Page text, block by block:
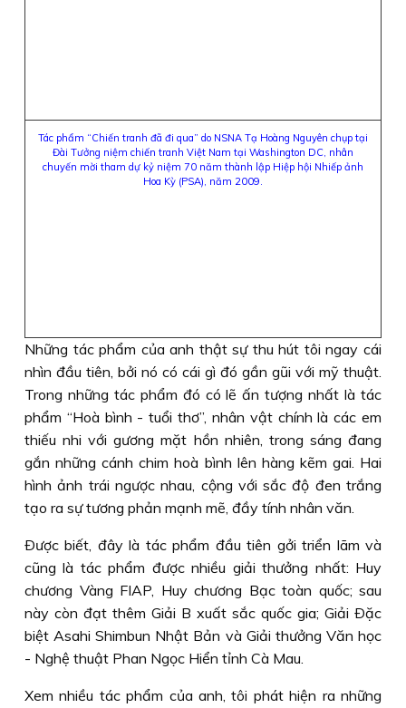
Tác phẩm “Chiến tranh đã đi qua” do NSNA Tạ Hoàng Nguyên chụp tại
Đài Tưởng niệm chiến tranh Việt Nam tại Washington DC, nhân
chuyến mời tham dự kỷ niệm 70 năm thành lập Hiệp hội Nhiếp ảnh
Hoa Kỳ (PSA), năm 2009.
Những tác phẩm của anh thật sự thu hút tôi ngay cái
nhìn đầu tiên, bởi nó có cái gì đó gần gũi với mỹ thuật.
Trong những tác phẩm đó có lẽ ấn tượng nhất là tác
phẩm “Hoà bình - tuổi thơ”, nhân vật chính là các em
thiếu nhi với gương mặt hồn nhiên, trong sáng đang
gắn những cánh chim hoà bình lên hàng kẽm gai. Hai
hình ảnh trái ngược nhau, cộng với sắc độ đen trắng
tạo ra sự tương phản mạnh mẽ, đầy tính nhân văn.
Ðược biết, đây là tác phẩm đầu tiên gởi triển lãm và
cũng là tác phẩm được nhiều giải thưởng nhất: Huy
chương Vàng FIAP, Huy chương Bạc toàn quốc; sau
này còn đạt thêm Giải B xuất sắc quốc gia; Giải Ðặc
biệt Asahi Shimbun Nhật Bản và Giải thưởng Văn học
- Nghệ thuật Phan Ngọc Hiển tỉnh Cà Mau.
Xem nhiều tác phẩm của anh, tôi phát hiện ra những